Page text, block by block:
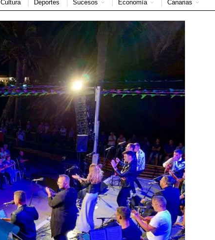
Cultura Deportes Sucesos Economía Canarias